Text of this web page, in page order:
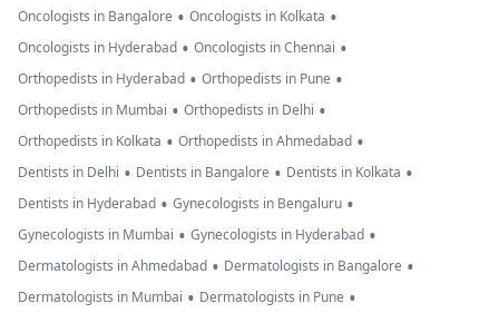
Oncologists in Bangalore • Oncologists in Kolkata •
Oncologists in Hyderabad • Oncologists in Chennai •
Orthopedists in Hyderabad • Orthopedists in Pune •
Orthopedists in Mumbai • Orthopedists in Delhi •
Orthopedists in Kolkata • Orthopedists in Ahmedabad •
Dentists in Delhi • Dentists in Bangalore • Dentists in Kolkata •
Dentists in Hyderabad • Gynecologists in Bengaluru •
Gynecologists in Mumbai • Gynecologists in Hyderabad •
Dermatologists in Ahmedabad • Dermatologists in Bangalore •
Dermatologists in Mumbai • Dermatologists in Pune •